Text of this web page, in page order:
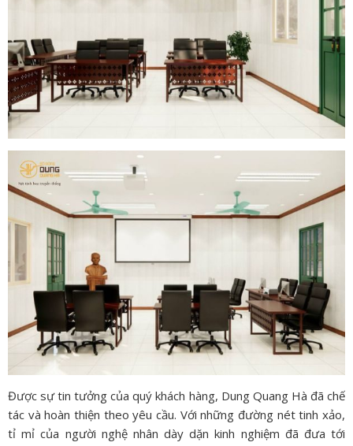
Được sự tin tưởng của quý khách hàng, Dung Quang Hà đã chế
tác và hoàn thiện theo yêu cầu. Với những đường nét tinh xảo,
tỉ mỉ của người nghệ nhân dày dặn kinh nghiệm đã đưa tới